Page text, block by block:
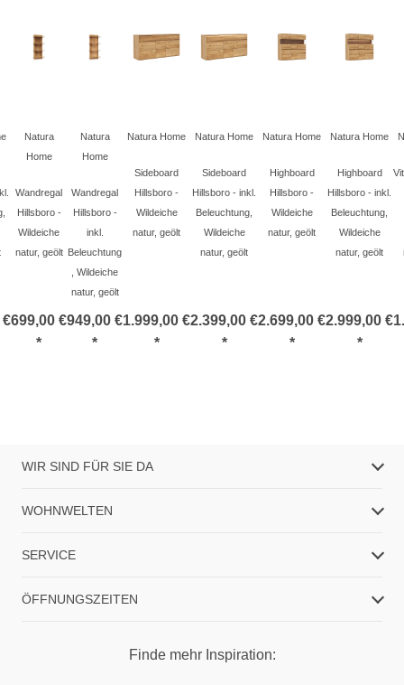
€
Natura
Home
Wandregal
Hillsboro -
Wildeiche
natur, geölt
699,00 €
*
Natura
Home
Wandregal
Hillsboro -
inkl.
Beleuchtung
, Wildeiche
natur, geölt
949,00 €
*
Natura Home
Sideboard
Hillsboro -
Wildeiche
natur, geölt
1.999,00 €
*
Natura Home
Sideboard
Hillsboro - inkl.
Beleuchtung,
Wildeiche
natur, geölt
2.399,00 €
*
Natura Home
Highboard
Hillsboro -
Wildeiche
natur, geölt
2.699,00 €
*
Natura Home
Highboard
Hillsboro - inkl.
Beleuchtung,
Wildeiche
natur, geölt
2.999,00 €
*
WIR SIND FÜR SIE DA
WOHNWELTEN
SERVICE
ÖFFNUNGSZEITEN
Finde mehr Inspiration: